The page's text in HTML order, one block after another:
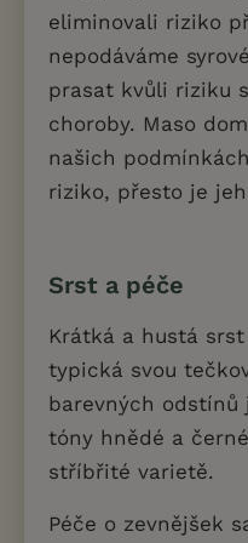
eliminovali riziko
nepodáváme
prasat kvůli riziku
choroby. Maso
našich
riziko, přesto je
Srst a péče
Krátká a hustá
typická svou
barevných odstínů
tóny hnědé a
stříbřité varietě.
Péče o zevnějšek